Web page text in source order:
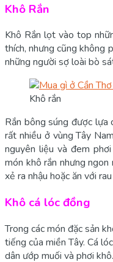
Khô Rắn
Khô Rắn lọt vào top
thích, nhưng cũng không
những người sợ loài bò
Khô rắn
Rắn bông súng được lựa
rất nhiều ở vùng Tây
nguyên liệu và đem
món khô rắn nhưng ngon
xẻ ra nhậu hoặc ăn với
Khô cá lóc đồng
Trong các món đặc sản
tiếng của miền Tây. Cá
dân ướp muối và phơi